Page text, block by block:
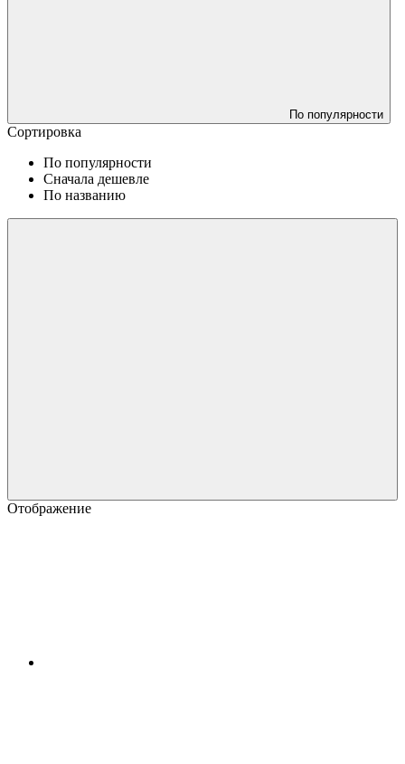
По популярности
Сортировка
По популярности
Сначала дешевле
По названию
Отображение